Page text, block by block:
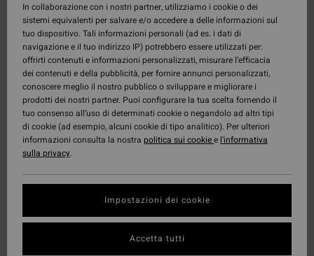
In collaborazione con i nostri partner, utilizziamo i cookie o dei
sistemi equivalenti per salvare e/o accedere a delle informazioni sul
tuo dispositivo. Tali informazioni personali (ad es. i dati di
navigazione e il tuo indirizzo IP) potrebbero essere utilizzati per:
offrirti contenuti e informazioni personalizzati, misurare l’efficacia
dei contenuti e della pubblicità, per fornire annunci personalizzati,
conoscere meglio il nostro pubblico o sviluppare e migliorare i
prodotti dei nostri partner. Puoi configurare la tua scelta fornendo il
tuo consenso all’uso di determinati cookie o negandolo ad altri tipi
di cookie (ad esempio, alcuni cookie di tipo analitico). Per ulteriori
informazioni consulta la nostra politica sui cookiee l'informativa
sulla privacy.
Impostazioni dei cookie
Accetta tutti